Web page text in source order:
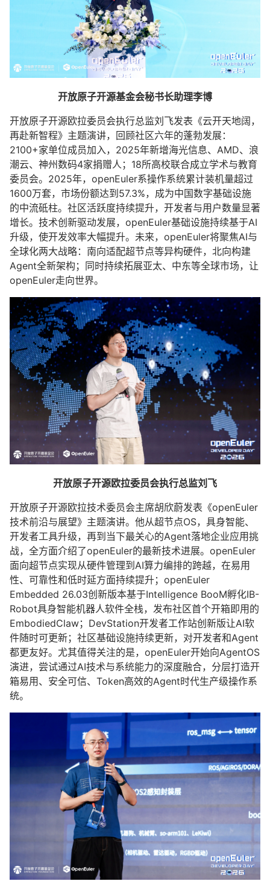
开放原子开源基金会秘书长助理李博
开放原子开源欧拉委员会执行总监刘飞发表《云开天地阔，
再赴新智程》主题演讲，回顾社区六年的蓬勃发展：
2100+家单位成员加入，2025年新增海光信息、AMD、浪
潮云、神州数码4家捐赠人；18所高校联合成立学术与教育
委员会。2025年，openEuler系操作系统累计装机量超过
1600万套，市场份额达到57.3%，成为中国数字基础设施
的中流砥柱。社区活跃度持续提升，开发者与用户数量显著
增长。技术创新驱动发展，openEuler基础设施持续基于AI
升级，使开发效率大幅提升。未来，openEuler将聚焦AI与
全球化两大战略：南向适配超节点等异构硬件，北向构建
Agent全新架构；同时持续拓展亚太、中东等全球市场，让
openEuler走向世界。
开放原子开源欧拉委员会执行总监刘飞
开放原子开源欧拉技术委员会主席胡欣蔚发表《openEuler
技术前沿与展望》主题演讲。他从超节点OS，具身智能、
开发者工具升级，再到当下最关心的Agent落地企业应用挑
战，全方面介绍了openEuler的最新技术进展。openEuler
面向超节点实现从硬件管理到AI算力编排的跨越，在易用
性、可靠性和低时延方面持续提升；openEuler
Embedded 26.03创新版本基于Intelligence BooM孵化IB-
Robot具身智能机器人软件全栈，发布社区首个开箱即用的
EmbodiedClaw；DevStation开发者工作站创新版让AI软
件随时可更新；社区基础设施持续更新，对开发者和Agent
都更友好。尤其值得关注的是，openEuler开始向AgentOS
演进，尝试通过AI技术与系统能力的深度融合，分层打造开
箱易用、安全可信、Token高效的Agent时代生产级操作系
统。